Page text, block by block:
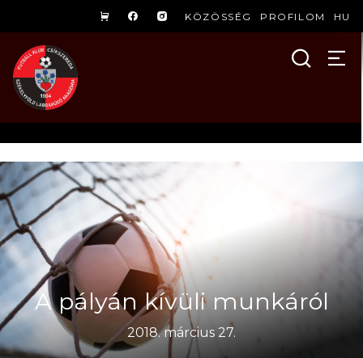
KÖZÖSSÉG PROFILOM HU
A pályán kívüli munkáról
2018. március 27.